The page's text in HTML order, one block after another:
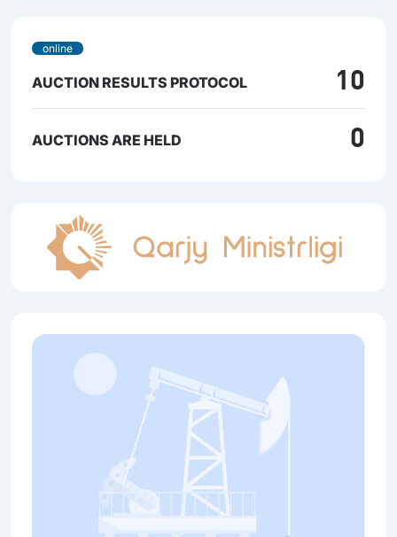
online
AUCTION RESULTS PROTOCOL 10
AUCTIONS ARE HELD 0